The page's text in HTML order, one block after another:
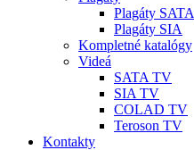
Plagáty SATA
Plagáty SIA
Kompletné katalógy
Videá
SATA TV
SIA TV
COLAD TV
Teroson TV
Kontakty